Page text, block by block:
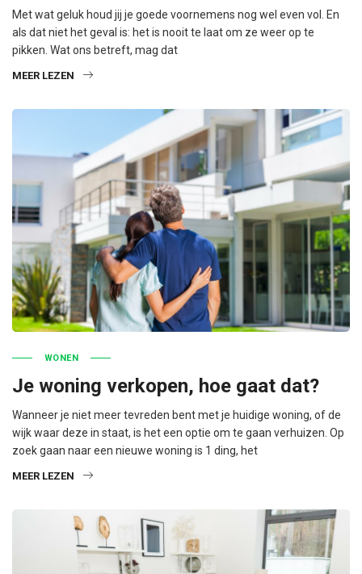
Met wat geluk houd jij je goede voornemens nog wel even vol. En
als dat niet het geval is: het is nooit te laat om ze weer op te
pikken. Wat ons betreft, mag dat
MEER LEZEN
WONEN
Je woning verkopen, hoe gaat dat?
Wanneer je niet meer tevreden bent met je huidige woning, of de
wijk waar deze in staat, is het een optie om te gaan verhuizen. Op
zoek gaan naar een nieuwe woning is 1 ding, het
MEER LEZEN